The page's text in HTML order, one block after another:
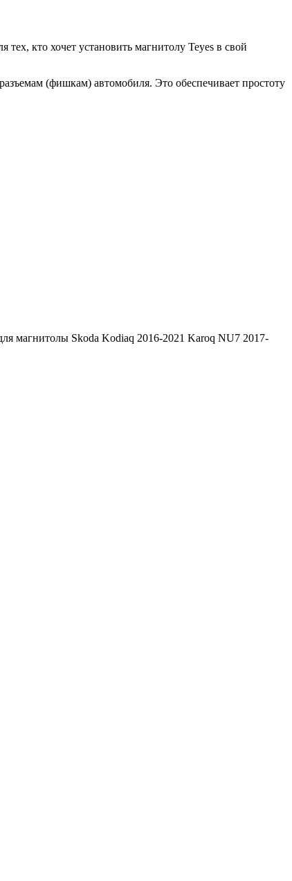
кто хочет установить магнитолу Teyes в свой
(фишкам) автомобиля. Это обеспечивает простоту
магнитолы Skoda Kodiaq 2016-2021 Karoq NU7 2017-